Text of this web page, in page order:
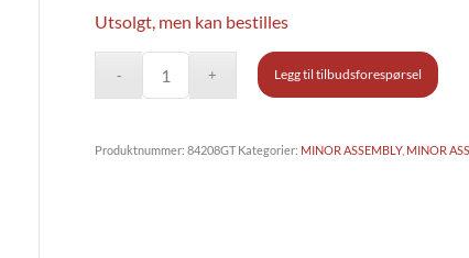
Utsolgt, men kan bestilles
Legg til tilbudsforespørsel
Produktnummer:84208GT Kategorier: MINOR ASSEMBLY, MINOR